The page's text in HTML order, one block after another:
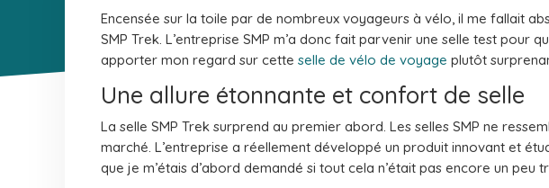
Encensée sur la toile par de nombreux voyageurs à vélo, il me fallait
SMP Trek. L’entreprise SMP m’a donc fait parvenir une selle test pour
apporter mon regard sur cette selle de vélo de voyage plutôt
Une allure étonnante et confort de selle
La selle SMP Trek surprend au premier abord. Les selles SMP ne
marché. L’entreprise a réellement développé un produit innovant et
que je m’étais d’abord demandé si tout cela n’était pas encore un peu